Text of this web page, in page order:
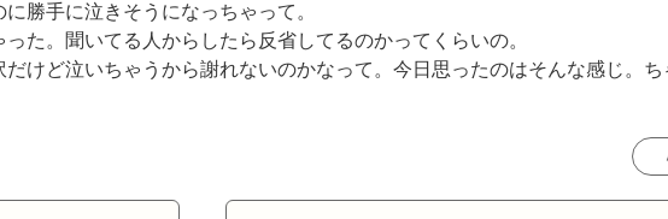
勝手に泣きそうになっちゃって。
た。聞いてる人からしたら反省してるのかってくらいの。
けど泣いちゃうから謝れないのかなって。今日思ったのはそんな感じ。ち